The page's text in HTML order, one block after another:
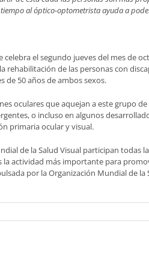
al óptico-optometrista ayuda a
celebra el segundo jueves del mes de
rehabilitación de las personas con
de 50 años de ambos sexos.
oculares que aquejan a este grupo
o incluso en algunos
primaria ocular y visual.
de la Salud Visual participan todas
la actividad más importante para
por la Organización Mundial de